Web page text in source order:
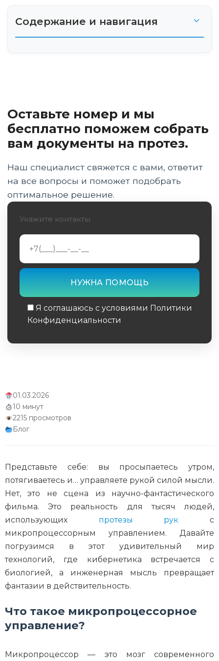
Содержание и навигация
управления
Технологические чудеса
Искусственный интеллект в вашей руке
Впечатляющая статистика
Взгляд в будущее
Мифы и реальность
Жизнь с микропроцессорным протезом
Глобальные тенденции в развитии
микропроцессорных протезов
Этические аспекты и социальные вызовы
технологиями
Оставьте номер и мы
бесплатно поможем собрать
вам документы на протез.
Наш специалист свяжется с вами, ответит
на все вопросы и поможет подобрать
оптимальное решение.
Укажите контакты
Я соглашаюсь с условиями Политики
Конфиденциальности
01.03.2026
10 минут
2215 просмотров
Блог
Представьте себе: вы просыпаетесь утром,
потягиваетесь и… управляете рукой силой мысли.
Нет, это не сцена из научно-фантастического
фильма. Это реальность для тысяч людей,
использующих протезы рук с
микропроцессорным управлением. Давайте
погрузимся в этот удивительный мир
технологий, где кибернетика встречается с
биологией, а инженерная мысль превращает
фантазии в действительность.
Что такое микропроцессорное
управление?
Микропроцессор — это мозг современного